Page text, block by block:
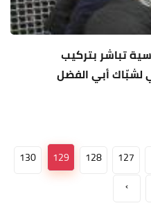
تباشر بتركيب
لشبّاك أبي الفضل
127
128
129
130
›